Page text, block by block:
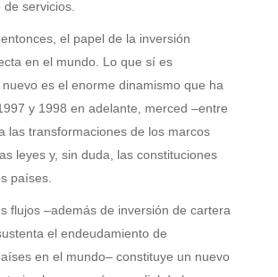
servicios.
el papel de la inversión
en el mundo. Lo que sí es
es el enorme dinamismo que ha
y 1998 en adelante, merced –entre
las transformaciones de los marcos
leyes y, sin duda, las constituciones
países.
flujos –además de inversión de cartera
el endeudamiento de
en el mundo– constituye un nuevo